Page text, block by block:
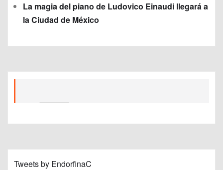
La magia del piano de Ludovico Einaudi llegará a
la Ciudad de México
Tweets by EndorfinaC